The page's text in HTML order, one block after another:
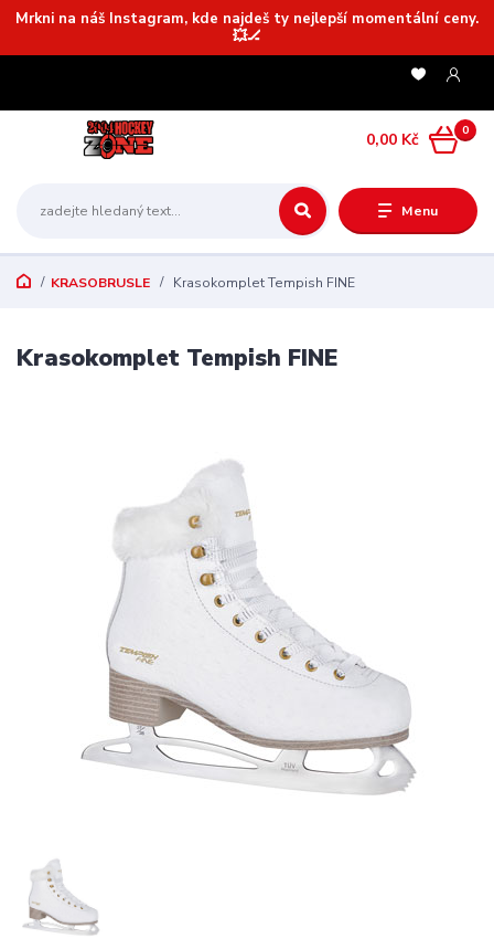
Mrkni na náš Instagram, kde najdeš ty nejlepší momentální ceny.
💥🏒
Menu
0
0,00 Kč
KRASOBRUSLE Krasokomplet Tempish FINE
Krasokomplet Tempish FINE